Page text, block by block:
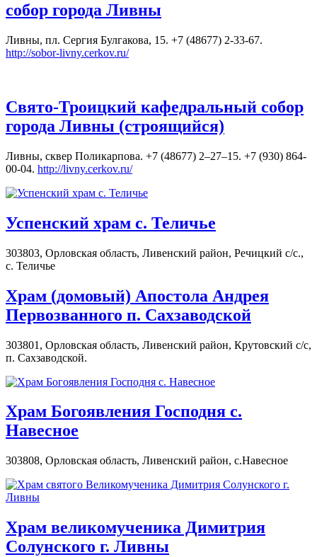
собор города Ливны
Ливны, пл. Сергия Булгакова, 15. +7 (48677) 2-33-67.
http://sobor-livny.cerkov.ru/
Свято-Троицкий кафедральный собор
города Ливны (строящийся)
Ливны, сквер Поликарпова. +7 (48677) 2–27–15. +7 (930) 864-
00-04. http://livny.cerkov.ru/
Успенский храм с. Теличье
303803, Орловская область, Ливенский район, Речицкий с/с.,
с. Теличье
Храм (домовый) Апостола Андрея
Первозванного п. Сахзаводской
303801, Орловская область, Ливенский район, Крутовский с/с,
п. Сахзаводской.
Храм Богоявления Господня с.
Навесное
303808, Орловская область, Ливенский район, с.Навесное
Храм великомученика Димитрия
Солунского г. Ливны